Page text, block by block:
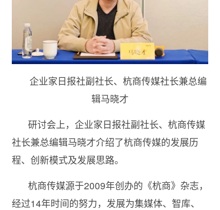
企业家日报社副社长、杭商传媒社长兼总编
辑马晓才
研讨会上，企业家日报社副社长、杭商传媒
社长兼总编辑马晓才介绍了杭商传媒的发展历
程、创新模式及发展思路。
杭商传媒源于2009年创办的《杭商》杂志，
经过14年时间的努力，发展为集媒体、智库、